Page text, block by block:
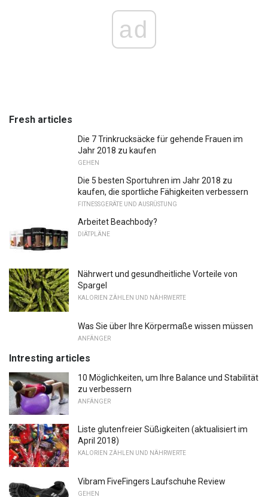
ad
Fresh articles
Die 7 Trinkrucksäcke für gehende Frauen im
Jahr 2018 zu kaufen
GEHEN
Die 5 besten Sportuhren im Jahr 2018 zu
kaufen, die sportliche Fähigkeiten verbessern
FITNESSGERÄTE UND AUSRÜSTUNG
Arbeitet Beachbody?
DIÄTPLÄNE
Nährwert und gesundheitliche Vorteile von
Spargel
KALORIEN ZÄHLEN UND NÄHRWERTE
Was Sie über Ihre Körpermaße wissen müssen
ANFÄNGER
Intresting articles
10 Möglichkeiten, um Ihre Balance und Stabilität
zu verbessern
ANFÄNGER
Liste glutenfreier Süßigkeiten (aktualisiert im
April 2018)
KALORIEN ZÄHLEN UND NÄHRWERTE
Vibram FiveFingers Laufschuhe Review
GEHEN